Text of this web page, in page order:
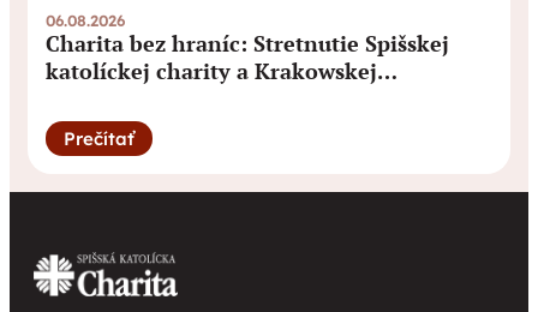
06.08.2026
Charita bez hraníc: Stretnutie Spišskej
katolíckej charity a Krakowskej
pohľady na fundraising aj propagáciu
Prečítať